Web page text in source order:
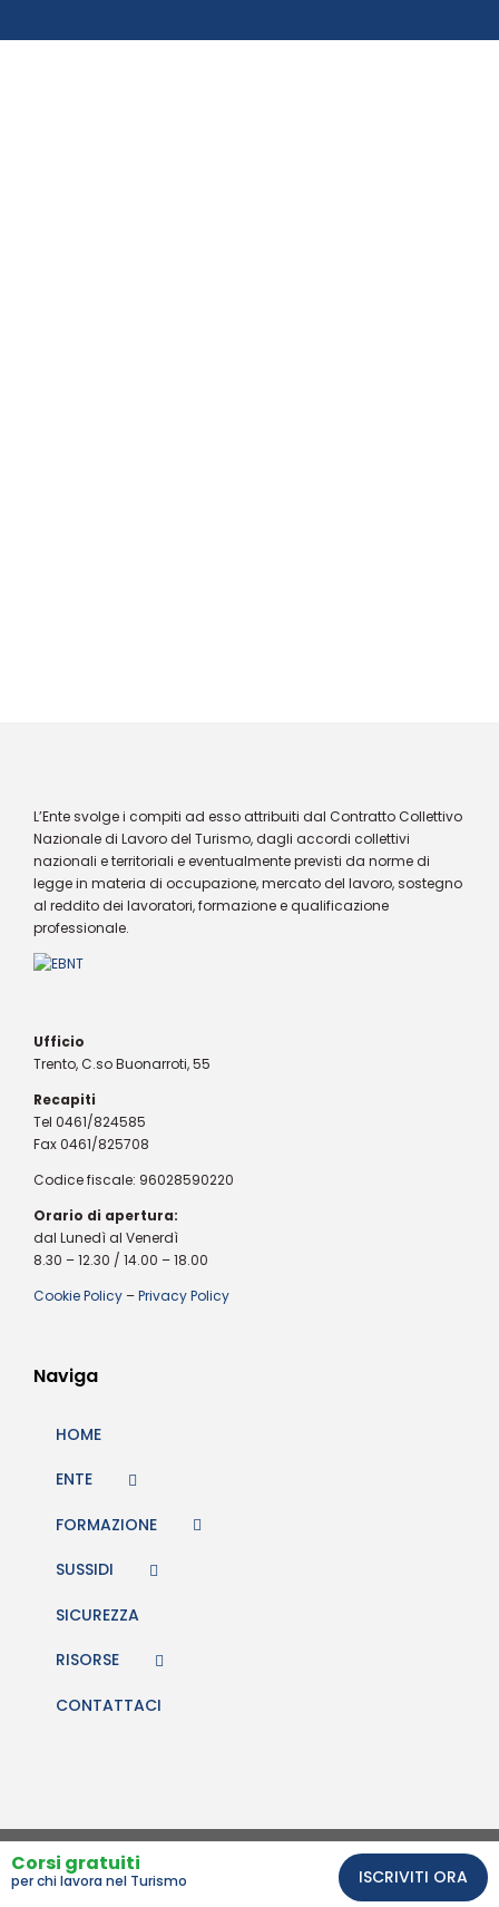
Corsi gratuiti
per chi lavora nel Turismo ISCRIVITI ORA
L’Ente svolge i compiti ad esso attribuiti dal Contratto Collettivo
Nazionale di Lavoro del Turismo, dagli accordi collettivi
nazionali e territoriali e eventualmente previsti da norme di
legge in materia di occupazione, mercato del lavoro, sostegno
al reddito dei lavoratori, formazione e qualificazione
professionale.
Ufficio
Trento, C.so Buonarroti, 55
Recapiti
Tel 0461/824585
Fax 0461/825708
Codice fiscale: 96028590220
Orario di apertura:
dal Lunedì al Venerdì
8.30 – 12.30 / 14.00 – 18.00
Cookie Policy –Privacy Policy
Naviga
HOME
ENTE
FORMAZIONE
SUSSIDI
SICUREZZA
RISORSE
CONTATTACI
Comunicazione e sito web Studio BiQuattro